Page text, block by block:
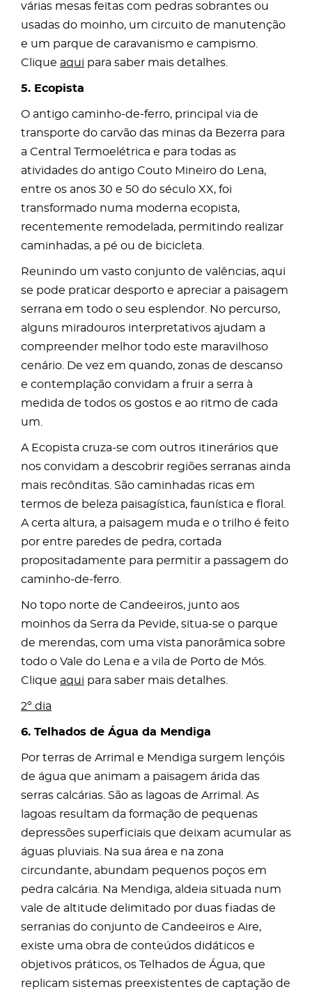
várias mesas feitas com pedras sobrantes ou
usadas do moinho, um circuito de manutenção
e um parque de caravanismo e campismo.
Clique aqui para saber mais detalhes.
5. Ecopista
O antigo caminho-de-ferro, principal via de
transporte do carvão das minas da Bezerra para
a Central Termoelétrica e para todas as
atividades do antigo Couto Mineiro do Lena,
entre os anos 30 e 50 do século XX, foi
transformado numa moderna ecopista,
recentemente remodelada, permitindo realizar
caminhadas, a pé ou de bicicleta.
Reunindo um vasto conjunto de valências, aqui
se pode praticar desporto e apreciar a paisagem
serrana em todo o seu esplendor. No percurso,
alguns miradouros interpretativos ajudam a
compreender melhor todo este maravilhoso
cenário. De vez em quando, zonas de descanso
e contemplação convidam a fruir a serra à
medida de todos os gostos e ao ritmo de cada
um.
A Ecopista cruza-se com outros itinerários que
nos convidam a descobrir regiões serranas ainda
mais recônditas. São caminhadas ricas em
termos de beleza paisagística, faunística e floral.
A certa altura, a paisagem muda e o trilho é feito
por entre paredes de pedra, cortada
propositadamente para permitir a passagem do
caminho-de-ferro.
No topo norte de Candeeiros, junto aos
moinhos da Serra da Pevide, situa-se o parque
de merendas, com uma vista panorâmica sobre
todo o Vale do Lena e a vila de Porto de Mós.
Clique aqui para saber mais detalhes.
2º dia
6. Telhados de Água da Mendiga
Por terras de Arrimal e Mendiga surgem lençóis
de água que animam a paisagem árida das
serras calcárias. São as lagoas de Arrimal. As
lagoas resultam da formação de pequenas
depressões superficiais que deixam acumular as
águas pluviais. Na sua área e na zona
circundante, abundam pequenos poços em
pedra calcária. Na Mendiga, aldeia situada num
vale de altitude delimitado por duas fiadas de
serranias do conjunto de Candeeiros e Aire,
existe uma obra de conteúdos didáticos e
objetivos práticos, os Telhados de Água, que
replicam sistemas preexistentes de captação de